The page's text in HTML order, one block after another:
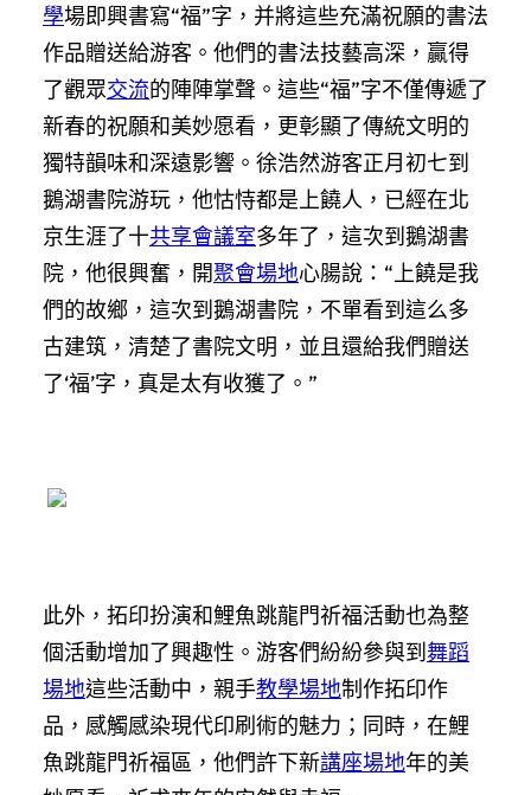
學場即興書寫“福”字，并將這些充滿祝願的書法
作品贈送給游客。他們的書法技藝高深，贏得
了觀眾交流的陣陣掌聲。這些“福”字不僅傳遞了
新春的祝願和美妙愿看，更彰顯了傳統文明的
獨特韻味和深遠影響。徐浩然游客正月初七到
鵝湖書院游玩，他怙恃都是上饒人，已經在北
京生涯了十共享會議室多年了，這次到鵝湖書
院，他很興奮，開聚會場地心腸說：“上饒是我
們的故鄉，這次到鵝湖書院，不單看到這么多
古建筑，清楚了書院文明，並且還給我們贈送
了‘福’字，真是太有收獲了。”
此外，拓印扮演和鯉魚跳龍門祈福活動也為整
個活動增加了興趣性。游客們紛紛參與到 舞蹈
場地這些活動中，親手教學場地制作拓印作
品，感觸感染現代印刷術的魅力；同時，在鯉
魚跳龍門祈福區，他們許下新講座場地年的美